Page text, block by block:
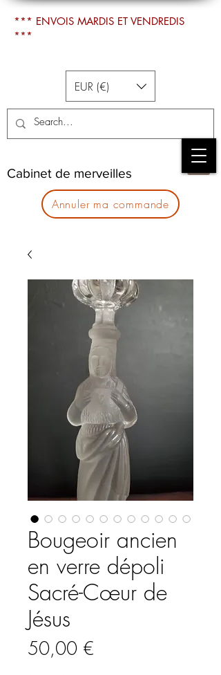
Cabinet de merveilles
*** ENVOIS MARDIS ET VENDREDIS
***
EUR (€)
Annuler ma commande
Bougeoir ancien
en verre dépoli
Sacré-Cœur de
Jésus
50,00 €